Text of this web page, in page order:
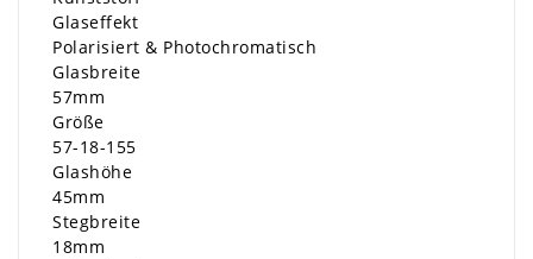
Glaseffekt
Polarisiert & Photochromatisch
Glasbreite
57mm
Größe
57-18-155
Glashöhe
45mm
Stegbreite
18mm